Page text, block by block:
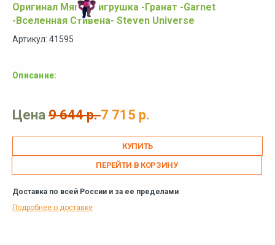
Оригинал Мягкая игрушка -Гранат -Garnet
-Вселенная Стивена- Steven Universe
Артикул: 41595
Описание:
Цена 9 644 р.7 715 р.
ПЕРЕЙТИ В КОРЗИНУ
Доставка по всей России и за ее пределами
Подробнее о доставке